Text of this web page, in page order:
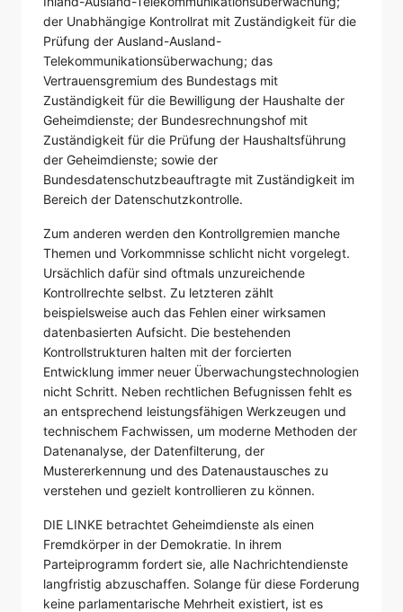
der Unabhängige Kontrollrat mit Zuständigkeit für die
Prüfung der Ausland-Ausland-
Telekommunikationsüberwachung; das
Vertrauensgremium des Bundestags mit
Zuständigkeit für die Bewilligung der Haushalte der
Geheimdienste; der Bundesrechnungshof mit
Zuständigkeit für die Prüfung der Haushaltsführung
der Geheimdienste; sowie der
Bundesdatenschutzbeauftragte mit Zuständigkeit im
Bereich der Datenschutzkontrolle.
Zum anderen werden den Kontrollgremien manche
Themen und Vorkommnisse schlicht nicht vorgelegt.
Ursächlich dafür sind oftmals unzureichende
Kontrollrechte selbst. Zu letzteren zählt
beispielsweise auch das Fehlen einer wirksamen
datenbasierten Aufsicht. Die bestehenden
Kontrollstrukturen halten mit der forcierten
Entwicklung immer neuer Überwachungstechnologien
nicht Schritt. Neben rechtlichen Befugnissen fehlt es
an entsprechend leistungsfähigen Werkzeugen und
technischem Fachwissen, um moderne Methoden der
Datenanalyse, der Datenfilterung, der
Mustererkennung und des Datenaustausches zu
verstehen und gezielt kontrollieren zu können.
DIE LINKE betrachtet Geheimdienste als einen
Fremdkörper in der Demokratie. In ihrem
Parteiprogramm fordert sie, alle Nachrichtendienste
langfristig abzuschaffen. Solange für diese Forderung
keine parlamentarische Mehrheit existiert, ist es